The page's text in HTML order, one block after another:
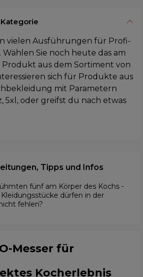
vielen Ausführungen für Profi-
Sie noch heute das am
aus dem Sortiment von
sich für Produkte aus
mit Parametern
5xl, oder greifst du nach etwas
Tipps und Infos
fünf am Körper des Kochs -
dürfen in der
fehlen?
Messer für
Kocherlebnis